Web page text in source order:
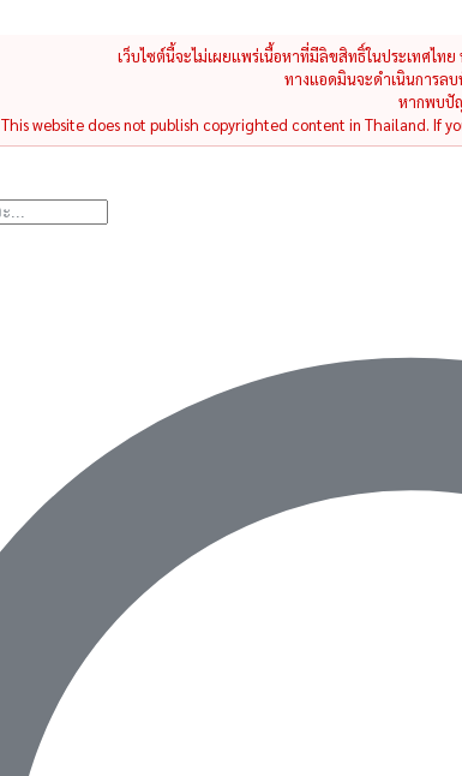
เว็บไซต์นี้จะไม่เผยแพร่เนื้อหาที่มีลิขสิทธิ์ในประเทศไ
ทางแอดมินจะดำเนินการล
หากพบปั
This website does not publish copyrighted content in Thailand. If